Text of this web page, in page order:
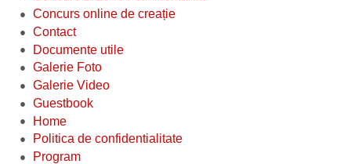
Concurs online de creație
Contact
Documente utile
Galerie Foto
Galerie Video
Guestbook
Home
Politica de confidentialitate
Program